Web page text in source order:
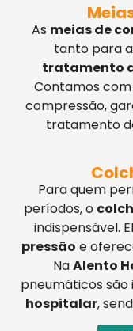
As meias de
tanto para a
tratamento
Contamos
compressão,
tratamento
Para quem
períodos, o
indispensável.
pressão e
NaAlento
pneumáticos
hospitalar,